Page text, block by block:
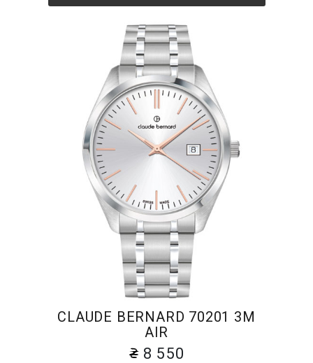
CLAUDE BERNARD 70201 3M
AIR
8 550